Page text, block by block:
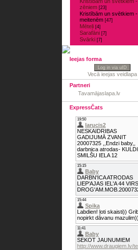
zēniem [23]
Kristībām un svētkiem -
meitenēm [47]
Mēteļi [4]
Sarafāni [7]
Svārki [7]
Ieejas forma
Log in via uID
Vecā ieejas veidlapa
Partneri
Tavamājaslapa.lv
ExpressČats